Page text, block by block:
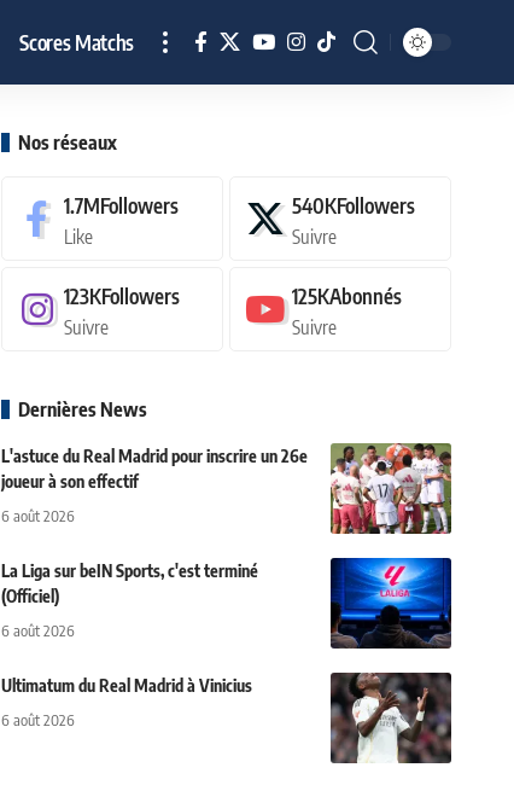
Scores Matchs
Nos réseaux
1.7MFollowers
Like
540KFollowers
Suivre
123KFollowers
Suivre
125KAbonnés
Suivre
Dernières News
L'astuce du Real Madrid pour inscrire un 26e
joueur à son effectif
6 août 2026
La Liga sur beIN Sports, c'est terminé
(Officiel)
6 août 2026
Ultimatum du Real Madrid à Vinicius
6 août 2026